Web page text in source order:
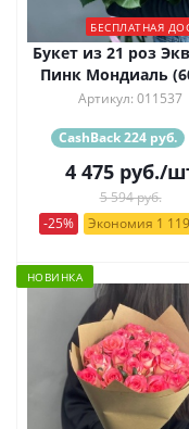
БЕСПЛАТНАЯ
Букет из 21 роз
Пинк Мондиаль
Артикул: 011537
CashBack 224 руб.
4 475руб./
5 594 руб.
-25%
Экономия 1
НОВИНКА